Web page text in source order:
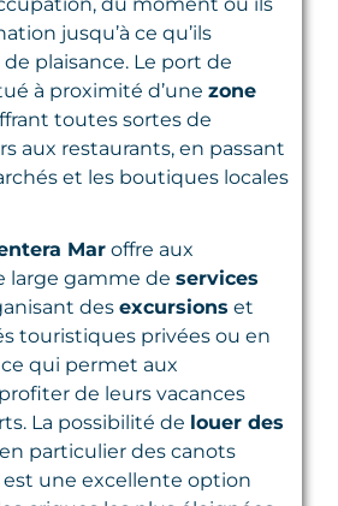
jusqu’à ce qu’ils
plaisance. Le port de
à proximité d’une zone
toutes sortes de
aux restaurants, en passant
et les boutiques locales
Mar offre aux
large gamme de services
des excursions et
touristiques privées ou en
qui permet aux
de leurs vacances
La possibilité de louer des
particulier des canots
une excellente option